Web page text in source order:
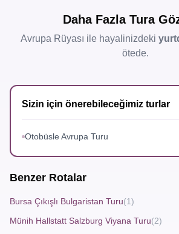
yöntemleriyle, her durakta
zenginliklerine tanıklık edebilirsiniz. Bu
ulaşım hem de bölgenin tarihi
rahat bir şekilde Bulgaristan’ın
noktalarını keşfederken her anı
Yunanistan Makedonya Bulgaristan
Yunanistan Makedonya Bulgaristan
Daha Fazla Tura
Avrupa Rüyası ile hayalinizdeki
ötede.
Sizin için önerebileceğimiz turlar
Otobüsle Avrupa Turu
Benzer Rotalar
Bursa Çıkışlı Bulgaristan Turu(1)
Münih Hallstatt Salzburg Viyana Turu(2)